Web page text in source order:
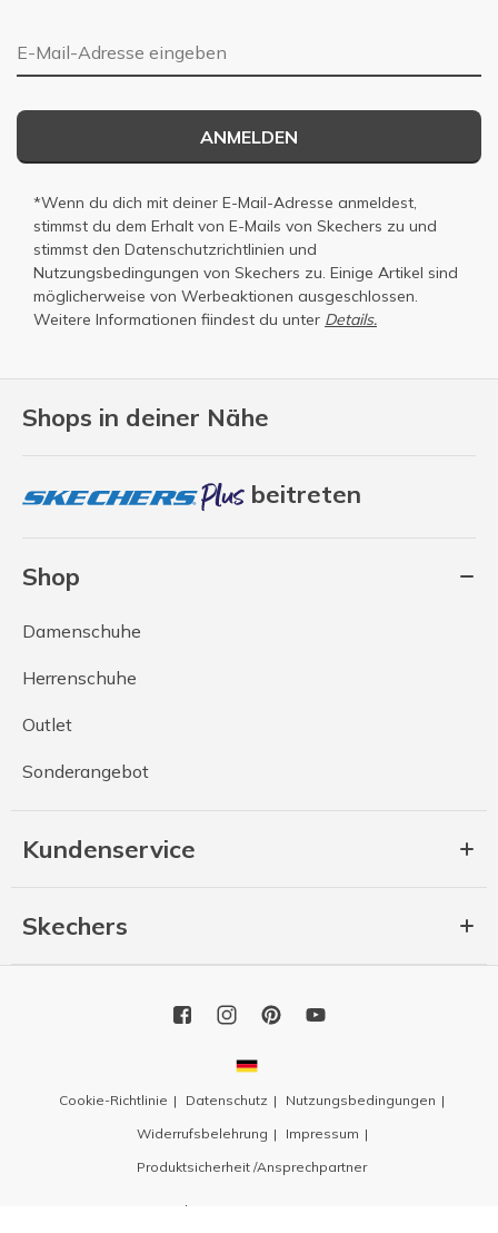
Shops in deiner Nähe
beitreten
Shop
Damenschuhe
Herrenschuhe
Outlet
Sonderangebot
Kundenservice
Skechers
E-Mail-Adresse
ANMELDEN
*Wenn du dich mit deiner E-Mail-Adresse anmeldest,
stimmst du dem Erhalt von E-Mails von Skechers zu und
stimmst den Datenschutzrichtlinien und
Nutzungsbedingungen von Skechers zu. Einige Artikel sind
möglicherweise von Werbeaktionen ausgeschlossen.
Weitere Informationen fiindest du unter Details.
Cookie-Richtlinie Datenschutz
Nutzungsbedingungen
Widerrufsbelehrung
Impressum
Produktsicherheit /Ansprechpartner
Copyright 2026 SKECHERS USA, Inc.